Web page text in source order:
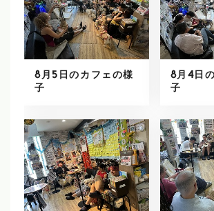
8月5日のカフェの様
子
8月4日
子